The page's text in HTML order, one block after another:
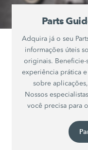
Parts
Adquira já o seu
informações úteis
originais.
experiência prática
sobre
Nossos
você precisa para